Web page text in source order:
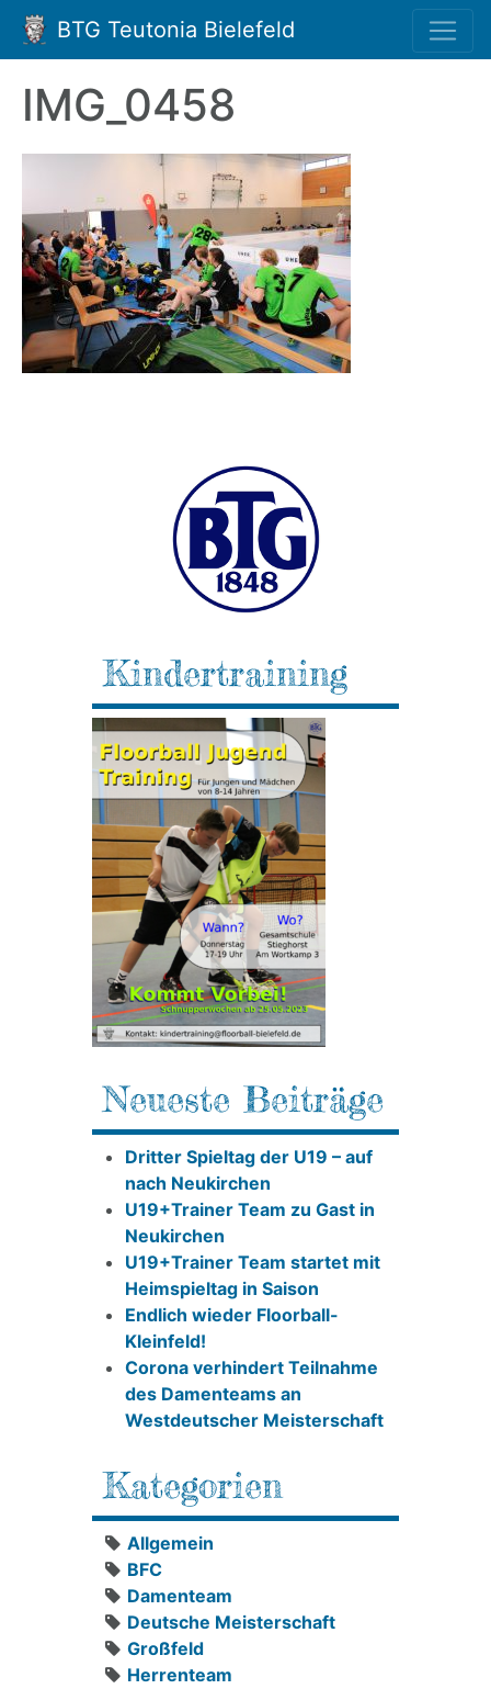
BTG Teutonia Bielefeld
IMG_0458
Kindertraining
Neueste Beiträge
Dritter Spieltag der U19 – auf
nach Neukirchen
U19+Trainer Team zu Gast in
Neukirchen
U19+Trainer Team startet mit
Heimspieltag in Saison
Endlich wieder Floorball-
Kleinfeld!
Corona verhindert Teilnahme
des Damenteams an
Westdeutscher Meisterschaft
Kategorien
Allgemein
BFC
Damenteam
Deutsche Meisterschaft
Großfeld
Herrenteam